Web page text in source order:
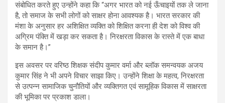
संबोधित करते हुए उन्होंने कहा कि “अगर भारत को नई ऊँचाइयों तक ले जाना
है, तो समाज के सभी लोगों को साक्षर होना आवश्यक है। भारत सरकार की
मंशा के अनुसार हर अशिक्षित व्यक्ति को शिक्षित करना ही देश को विश्व की
अग्रिम पंक्ति में खड़ा कर सकता है। निरक्षरता विकास के रास्ते में एक बाधा
के समान है।”
इस अवसर पर वरिष्ठ शिक्षक संदीप कुमार वर्मा और ब्लॉक समन्वयक अजय
कुमार सिंह ने भी अपने विचार साझा किए। उन्होंने शिक्षा के महत्व, निरक्षरता
से उत्पन्न सामाजिक चुनौतियों और व्यक्तिगत एवं सामूहिक विकास में साक्षरता
की भूमिका पर प्रकाश डाला।